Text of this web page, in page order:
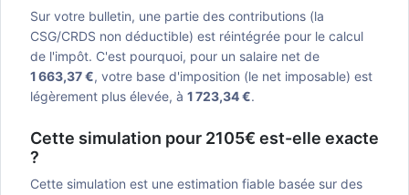
Sur votre bulletin, une partie des contributions (la
CSG/CRDS non déductible) est réintégrée pour le calcul
de l'impôt. C'est pourquoi, pour un salaire net de
1 663,37 €, votre base d'imposition (le net imposable) est
légèrement plus élevée, à 1 723,34 €.
Cette simulation pour 2105€ est-elle exacte
?
Cette simulation est une estimation fiable basée sur des